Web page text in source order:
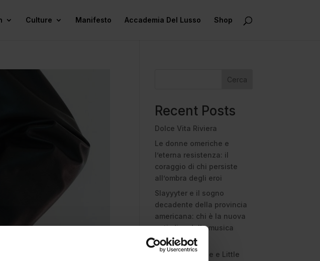
Culture Manifesto Accademia Del Lusso Shop
Cerca
Recent Posts
Dolce Vita Riviera
Le donne omeriche e
l’eterna resistenza: il
coraggio di chi persiste
all’ombra degli eroi
Slayyyter e il sogno
decadente della provincia
americana: chi è la nuova
anti-diva della musica
elettro-pop
ASICS SportStyle e Little